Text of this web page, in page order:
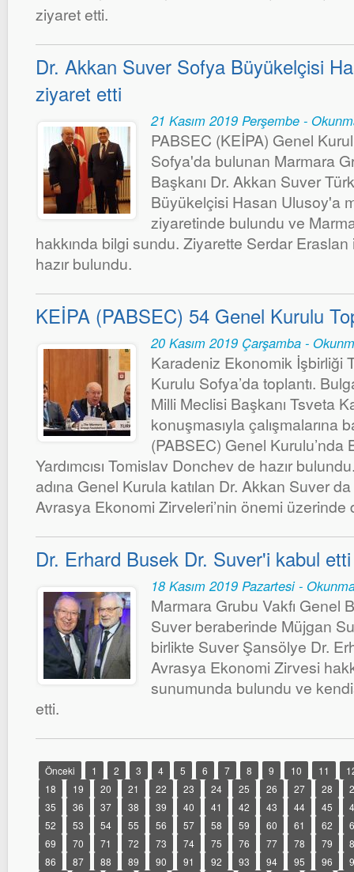
ziyaret etti.
Dr. Akkan Suver Sofya Büyükelçisi
ziyaret etti
21 Kasım 2019 Perşembe -
PABSEC (KEİPA) Genel Kurul
Sofya'da bulunan Marmara
Başkanı Dr. Akkan Suver
Büyükelçisi Hasan Ulusoy'a
ziyaretinde bulundu ve
hakkında bilgi sundu. Ziyarette Serdar
hazır bulundu.
KEİPA (PABSEC) 54 Genel Kurulu
20 Kasım 2019 Çarşamba -
Karadeniz Ekonomik İşbirliği
Kurulu Sofya’da toplantı.
Milli Meclisi Başkanı Tsveta
konuşmasıyla çalışmalarına
(PABSEC) Genel
Yardımcısı Tomislav Donchev de hazır
adına Genel Kurula katılan Dr. Akkan Suver
Avrasya Ekonomi Zirveleri’nin önemi üzerinde
Dr. Erhard Busek Dr. Suver'i kabul etti
18 Kasım 2019 Pazartesi -
Marmara Grubu Vakfı Genel
Suver beraberinde Müjgan
birlikte Suver Şansölye Dr.
Avrasya Ekonomi Zirvesi
sunumunda bulundu ve
etti.
Önceki 1 2 3 4 5 6 7 8 9 10 11
18
19 20 21 22 23 24 25 26 27 28
35
36 37 38 39 40 41 42 43 44 45
52
53 54 55 56 57 58 59 60 61 62
69
70 71 72 73 74 75 76 77 78 79
86
87 88 89 90 91 92 93 94 95 96